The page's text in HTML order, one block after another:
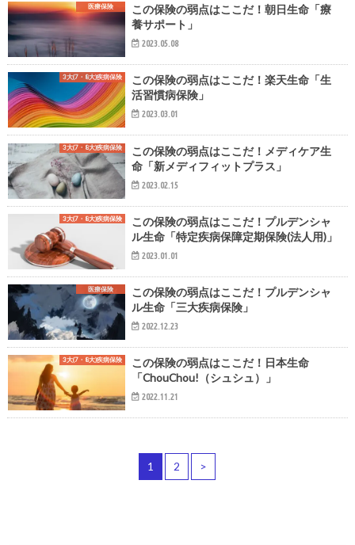
医療保険
この保険の弱点はここだ！朝日生命「療
養サポート」
2023.05.08
3大(7・8大)疾病保険
この保険の弱点はここだ！楽天生命「生
活習慣病保険」
2023.03.01
3大(7・8大)疾病保険
この保険の弱点はここだ！メディケア生
命「新メディフィットプラス」
2023.02.15
3大(7・8大)疾病保険
この保険の弱点はここだ！プルデンシャ
ル生命「特定疾病保障定期保険(法人用)」
2023.01.01
医療保険
この保険の弱点はここだ！プルデンシャ
ル生命「三大疾病保険」
2022.12.23
3大(7・8大)疾病保険
この保険の弱点はここだ！日本生命
「ChouChou!（シュシュ）」
2022.11.21
1 2 >